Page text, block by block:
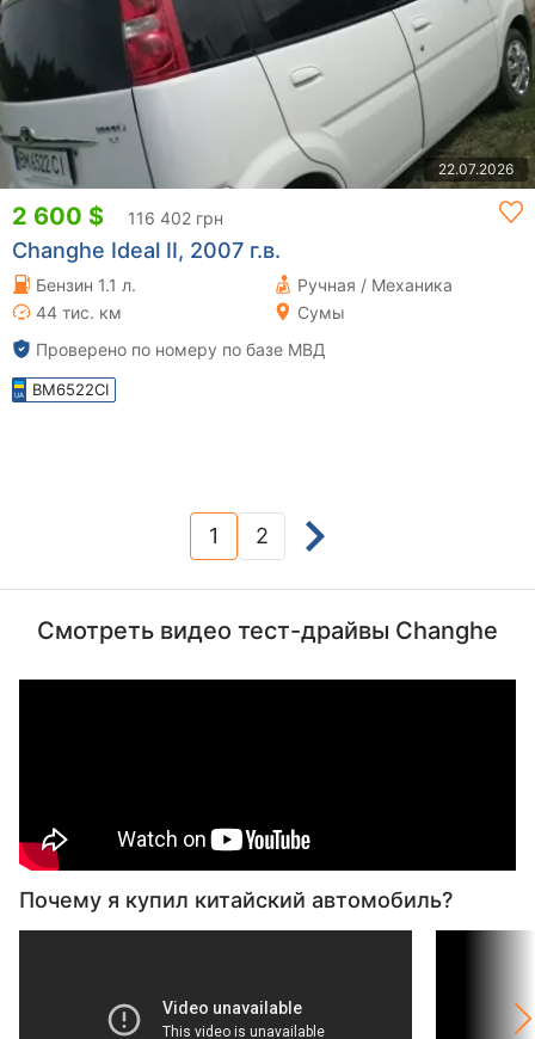
22.07.2026
2 600 $ 116 402 грн
Changhe Ideal II, 2007 г.в.
Бензин 1.1 л.
Ручная / Механика
44 тис. км
Сумы
Проверено по номеру по базе МВД
BM6522CI
1(current)
2
Смотреть видео тест-драйвы Changhe
Почему я купил китайский автомобиль?